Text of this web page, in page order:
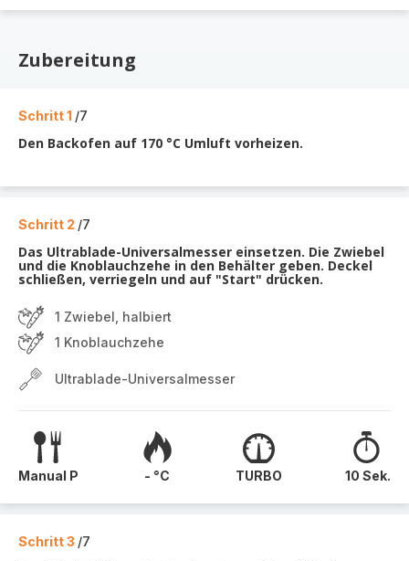
Zubereitung
Schritt 1 /7
Den Backofen auf 170 °C Umluft vorheizen.
Schritt 2 /7
Das Ultrablade-Universalmesser einsetzen. Die Zwiebel
und die Knoblauchzehe in den Behälter geben. Deckel
schließen, verriegeln und auf "Start" drücken.
1 Zwiebel, halbiert
1 Knoblauchzehe
Ultrablade-Universalmesser
Manual P - °C TURBO 10 Sek.
Schritt 3 /7